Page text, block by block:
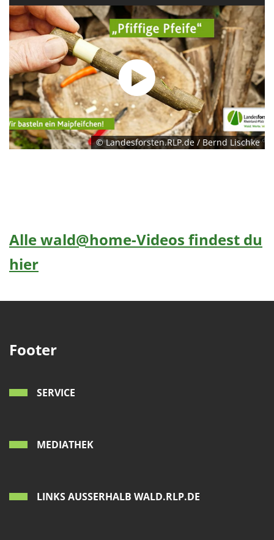
© Landesforsten.RLP.de / Bernd Lischke
Alle wald@home-Videos findest du
hier
Footer
SERVICE
MEDIATHEK
LINKS AUSSERHALB WALD.RLP.DE